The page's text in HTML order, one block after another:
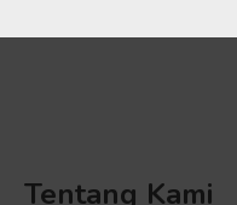
Tentang Kami